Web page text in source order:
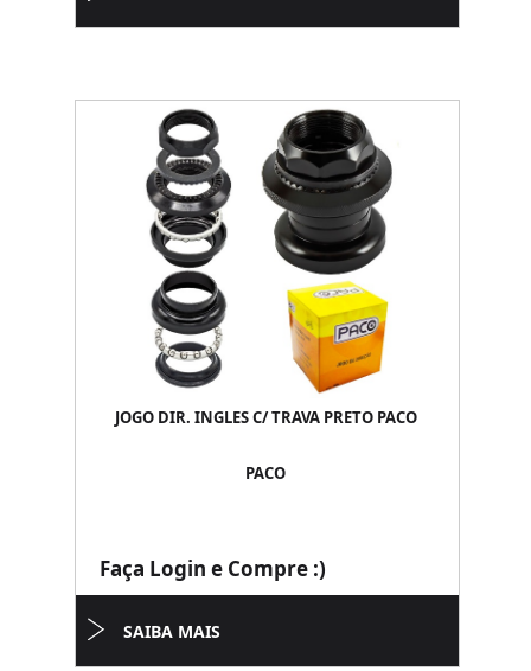
JOGO DIR. INGLES C/ TRAVA PRETO PACO
PACO
Faça Login e Compre :)
SAIBA MAIS